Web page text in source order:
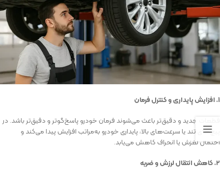
۱.افزایش پایداری و کنترل فرمان
قطعات جدید و دقیق‌تر باعث می‌شوند فرمان خودرو پاسخ‌گوتر و دقیق‌تر باشد. در
پیچ‌های تند یا سرعت‌های بالا، پایداری خودرو به‌مراتب افزایش پیدا می‌کند و
احتمال لغزش یا انحراف کاهش می‌یابد.
۲.کاهش انتقال لرزش و ضربه